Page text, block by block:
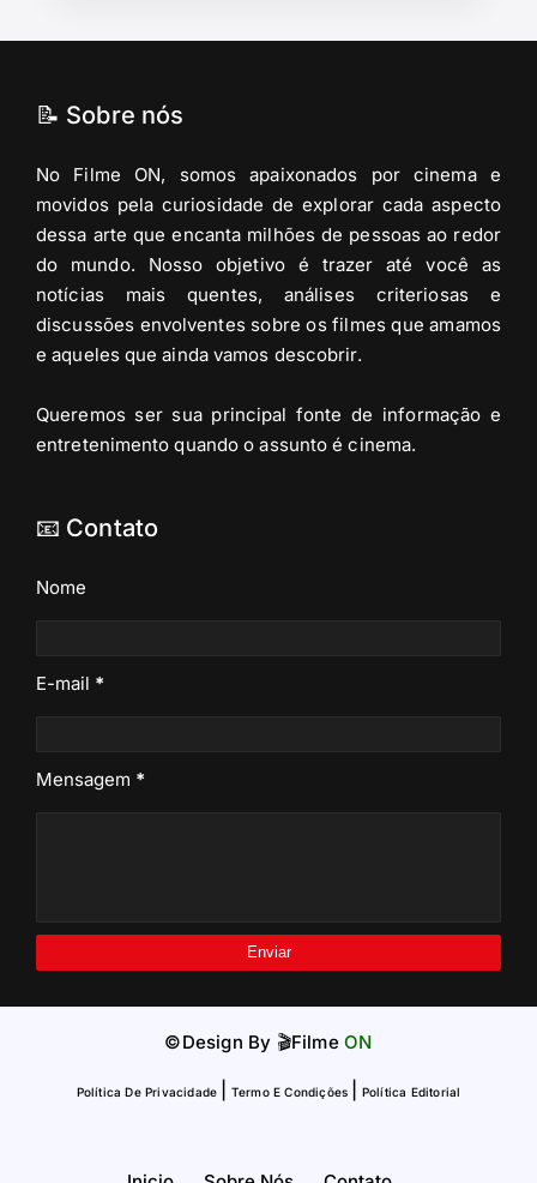
📝 Sobre nós
No Filme ON, somos apaixonados por cinema e
movidos pela curiosidade de explorar cada aspecto
dessa arte que encanta milhões de pessoas ao redor
do mundo. Nosso objetivo é trazer até você as
notícias mais quentes, análises criteriosas e
discussões envolventes sobre os filmes que amamos
e aqueles que ainda vamos descobrir.
Queremos ser sua principal fonte de informação e
entretenimento quando o assunto é cinema.
📧 Contato
Nome
E-mail *
Mensagem *
©Design By 🎬Filme ON
Política De Privacidade Termo E Condições Política Editorial